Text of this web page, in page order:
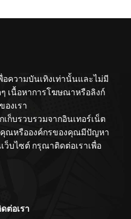
ความบันเทิงเท่านั้นและไม่มี
เนื้อหาการโฆษณาหรือลิงก์
งเรา
ก็บรวบรวมจากอินเทอร์เน็ต
คุณหรือองค์กรของคุณมีปัญหา
ว็บไซต์ กรุณาติดต่อเราเพื่อ
ต่อเรา